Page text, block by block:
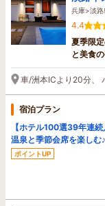
兵庫>淡路
4.4
夏季限
と美食
車/洲本ICより20分、
宿泊プラン
【ホテル100選39年連
温泉と季節会席を楽しむ♪
ポイントUP